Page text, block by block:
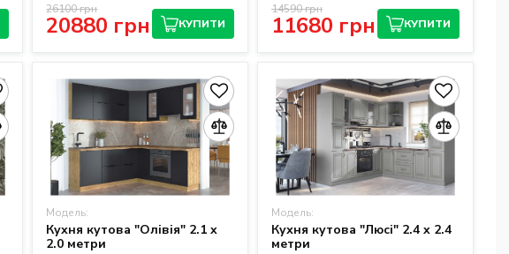
20880 грн
26100 грн
КУПИТИ
11680 грн
14590 грн
КУПИТИ
Модель:
Кухня кутова "Олівія" 2.1 x
2.0 метри
Модель:
Кухня кутова "Люсі" 2.4 x 2.4
метри